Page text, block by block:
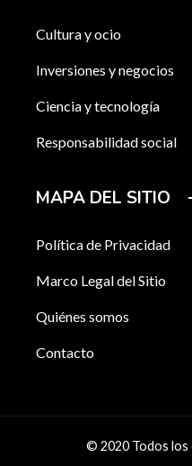
Cultura y ocio
Inversiones y negocios
Ciencia y tecnología
Responsabilidad social
MAPA DEL SITIO
Política de Privacidad
Marco Legal del Sitio
Quiénes somos
Contacto
© 2020 Todos los